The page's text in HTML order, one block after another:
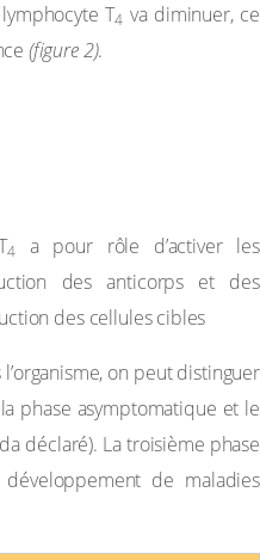
T4 va diminuer, ce
(figure 2).
4
a pour rôle d’activer les
des anticorps et des
des cellules cibles
on peut distinguer
phase asymptomatique et le
déclaré). La troisième phase
de maladies